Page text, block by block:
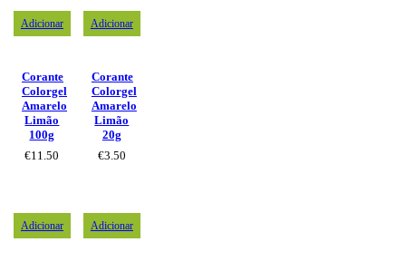
Adicionar
Corante
Colorgel
Amarelo
Limão
100g
€11.50
Adicionar
Corante
Colorgel
Amarelo
Limão
20g
€3.50
Adicionar Adicionar